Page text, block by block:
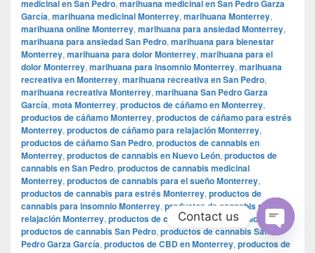
medicinal en San Pedro, marihuana medicinal en San Pedro Garza
García, marihuana medicinal Monterrey, marihuana Monterrey,
marihuana online Monterrey, marihuana para ansiedad Monterrey,
marihuana para ansiedad San Pedro, marihuana para bienestar
Monterrey, marihuana para dolor Monterrey, marihuana para el
dolor Monterrey, marihuana para insomnio Monterrey, marihuana
recreativa en Monterrey, marihuana recreativa en San Pedro,
marihuana recreativa Monterrey, marihuana San Pedro Garza
García, mota Monterrey, productos de cáñamo en Monterrey,
productos de cáñamo Monterrey, productos de cáñamo para estrés
Monterrey, productos de cáñamo para relajación Monterrey,
productos de cáñamo San Pedro, productos de cannabis en
Monterrey, productos de cannabis en Nuevo León, productos de
cannabis en San Pedro, productos de cannabis medicinal
Monterrey, productos de cannabis para el sueño Monterrey,
productos de cannabis para estrés Monterrey, productos de
cannabis para insomnio Monterrey, productos de cannabis para
relajación Monterrey, productos de cannabis para salud Monterrey
productos de cannabis San Pedro, productos de cannabis San
Pedro Garza García, productos de CBD en Monterrey, productos de
Contact us
Open